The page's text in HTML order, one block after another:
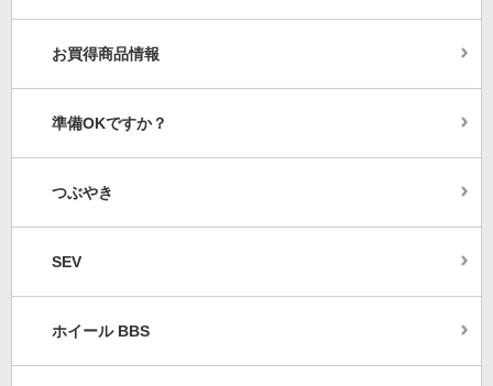
お買得商品情報
準備OKですか？
つぶやき
SEV
ホイール BBS